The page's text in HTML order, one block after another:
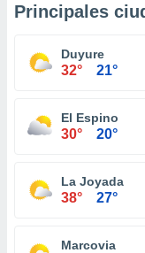
Principales
Duyure
32° 21°
El Espino
30° 20°
La Joyada
38° 27°
Marcovia